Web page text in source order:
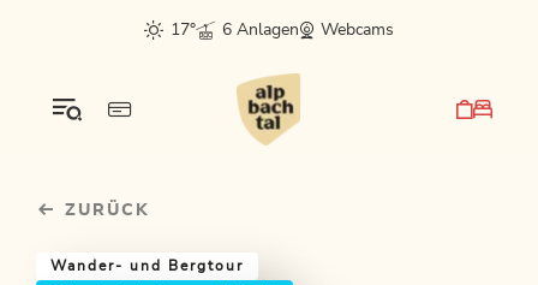
sr.skip-to.main-content
sr.skip-to.table-of-contents
sr.skip-to.main-navigation
17°
6 Anlagen Webcams
ZURÜCK
Wander- und Bergtour